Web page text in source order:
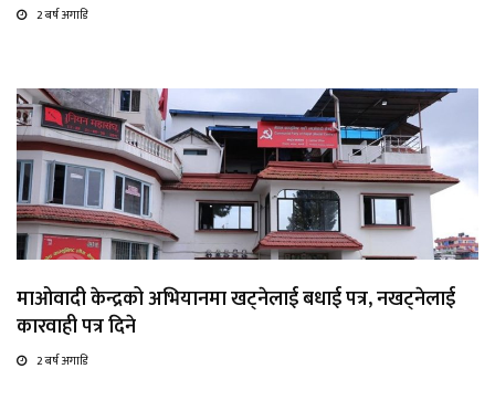
2 बर्ष अगाडि
माओवादी केन्द्रको अभियानमा खट्नेलाई बधाई पत्र, नखट्नेलाई
कारवाही पत्र दिने
2 बर्ष अगाडि